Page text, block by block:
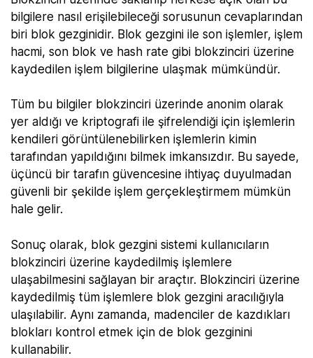
bilgilere nasıl erişilebileceği sorusunun cevaplarından
biri blok gezginidir. Blok gezgini ile son işlemler, işlem
hacmi, son blok ve hash rate gibi blokzinciri üzerine
kaydedilen işlem bilgilerine ulaşmak mümkündür.
Tüm bu bilgiler blokzinciri üzerinde anonim olarak
yer aldığı ve kriptografi ile şifrelendiği için işlemlerin
kendileri görüntülenebilirken işlemlerin kimin
tarafından yapıldığını bilmek imkansızdır. Bu sayede,
üçüncü bir tarafın güvencesine ihtiyaç duyulmadan
güvenli bir şekilde işlem gerçekleştirmem mümkün
hale gelir.
Sonuç olarak, blok gezgini sistemi kullanıcıların
blokzinciri üzerine kaydedilmiş işlemlere
ulaşabilmesini sağlayan bir araçtır. Blokzinciri üzerine
kaydedilmiş tüm işlemlere blok gezgini aracılığıyla
ulaşılabilir. Aynı zamanda, madenciler de kazdıkları
blokları kontrol etmek için de blok gezginini
kullanabilir.